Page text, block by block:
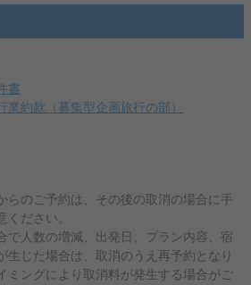
書
業約款（募集型企画旅行の部）
らのご予約は、その後の取消の場合に手
ださい。
で人数の増減、出発日、プラン内容、宿
生じた場合は、取消のうえ再予約となり
ミングにより取消料が発生する場合がご